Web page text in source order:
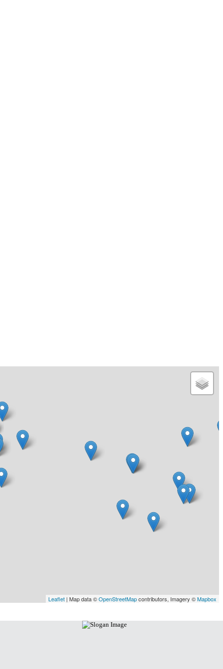
Leaflet | Map data ©OpenStreetMapcontributors, Imagery ©Mapbox